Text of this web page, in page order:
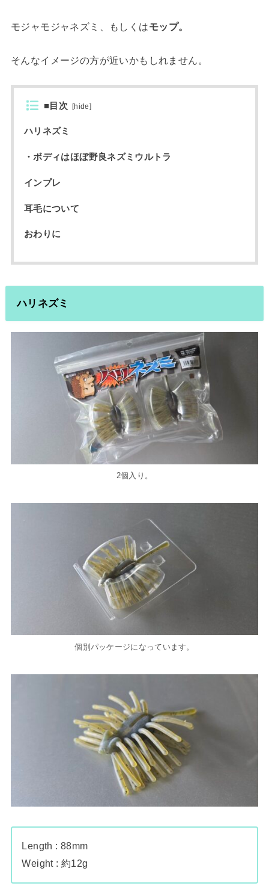
モジャモジャネズミ、もしくはモップ。
そんなイメージの方が近いかもしれません。
■目次 [hide]
ハリネズミ
・ボディはほぼ野良ネズミウルトラ
インプレ
耳毛について
おわりに
ハリネズミ
2個入り。
個別パッケージになっています。
Length : 88mm
Weight : 約12g